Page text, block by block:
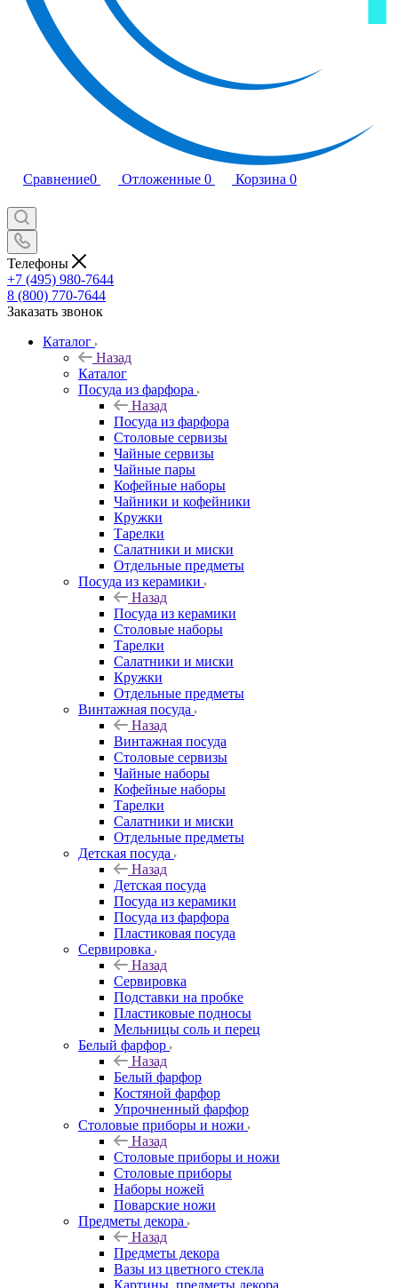
Сравнение0 Отложенные 0 Корзина 0
Телефоны
+7 (495) 980-7644
8 (800) 770-7644
Заказать звонок
Каталог
Назад
Каталог
Посуда из фарфора
Назад
Посуда из фарфора
Столовые сервизы
Чайные сервизы
Чайные пары
Кофейные наборы
Чайники и кофейники
Кружки
Тарелки
Салатники и миски
Отдельные предметы
Посуда из керамики
Назад
Посуда из керамики
Столовые наборы
Тарелки
Салатники и миски
Кружки
Отдельные предметы
Винтажная посуда
Назад
Винтажная посуда
Столовые сервизы
Чайные наборы
Кофейные наборы
Тарелки
Салатники и миски
Отдельные предметы
Детская посуда
Назад
Детская посуда
Посуда из керамики
Посуда из фарфора
Пластиковая посуда
Сервировка
Назад
Сервировка
Подставки на пробке
Пластиковые подносы
Мельницы соль и перец
Белый фарфор
Назад
Белый фарфор
Костяной фарфор
Упрочненный фарфор
Столовые приборы и ножи
Назад
Столовые приборы и ножи
Столовые приборы
Наборы ножей
Поварские ножи
Предметы декора
Назад
Предметы декора
Вазы из цветного стекла
Картины, предметы декора